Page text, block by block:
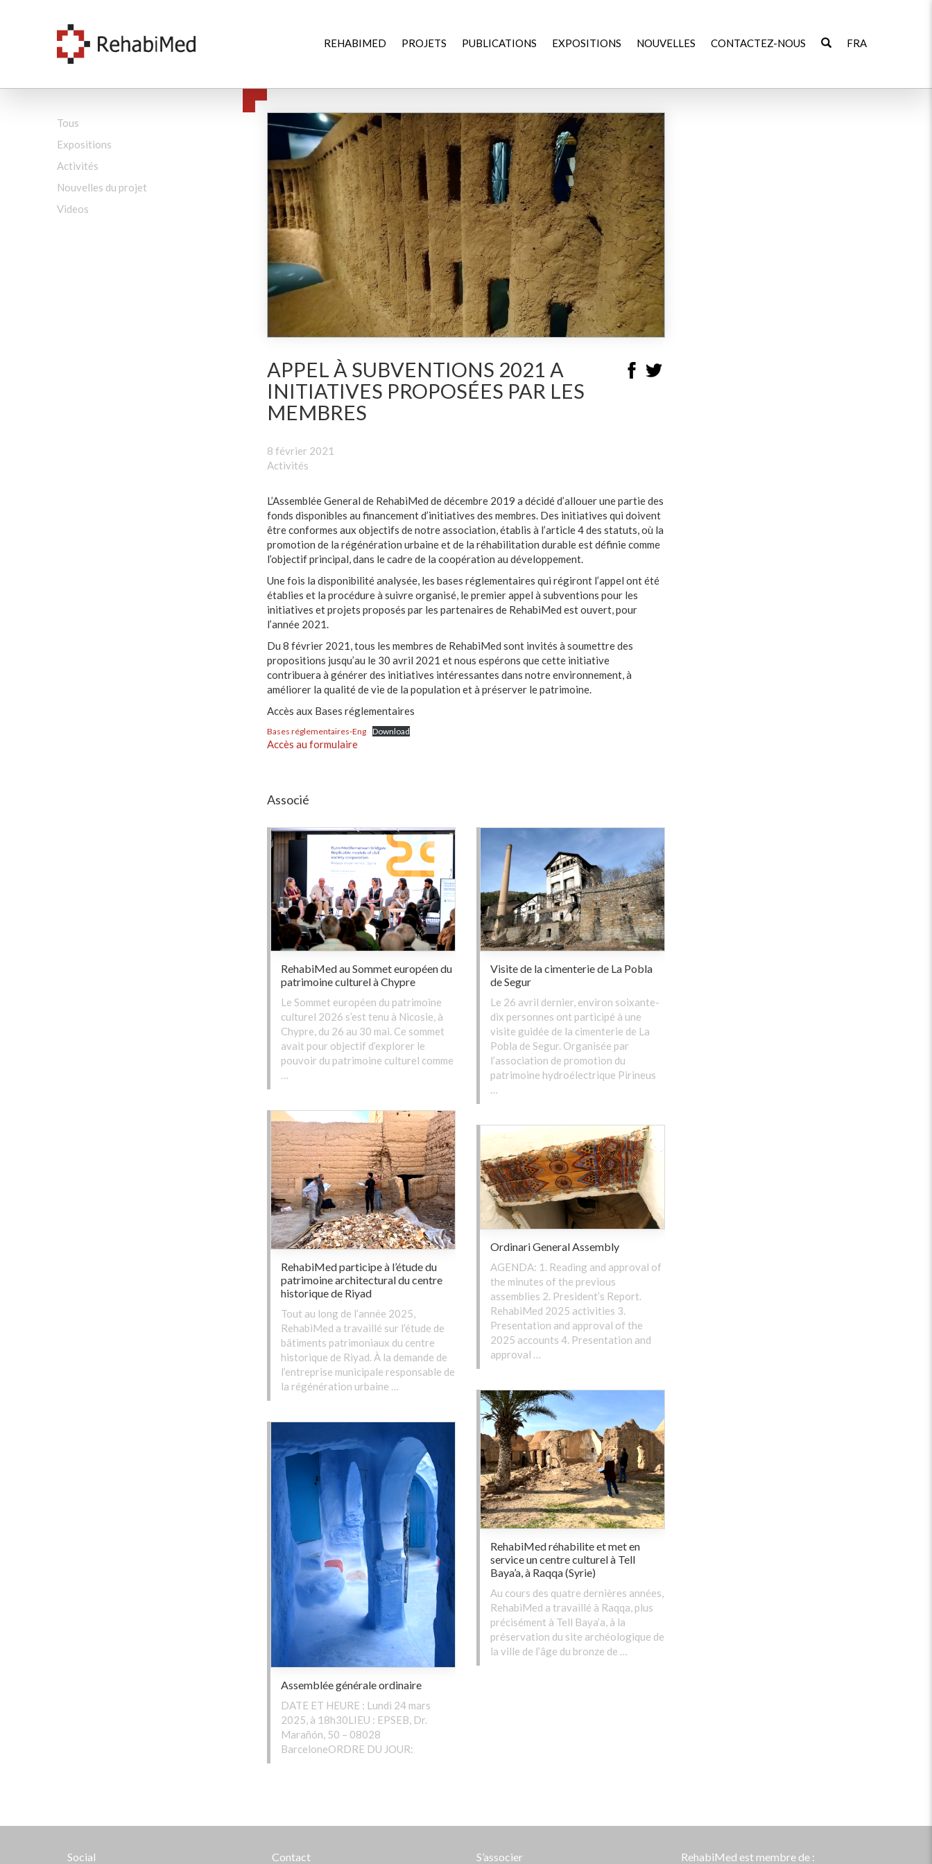
REHABIMED PROJETS PUBLICATIONS EXPOSITIONS NOUVELLES CONTACTEZ-NOUS FRA
Tous
Expositions
Activités
Nouvelles du projet
Videos
APPEL À SUBVENTIONS 2021 A
INITIATIVES PROPOSÉES PAR LES
MEMBRES
8 février 2021
Activités
L’Assemblée General de RehabiMed de décembre 2019 a décidé d’allouer une partie des
fonds disponibles au financement d’initiatives des membres. Des initiatives qui doivent
être conformes aux objectifs de notre association, établis à l’article 4 des statuts, où la
promotion de la régénération urbaine et de la réhabilitation durable est définie comme
l’objectif principal, dans le cadre de la coopération au développement.
Une fois la disponibilité analysée, les bases réglementaires qui régiront l’appel ont été
établies et la procédure à suivre organisé, le premier appel à subventions pour les
initiatives et projets proposés par les partenaires de RehabiMed est ouvert, pour
l’année 2021.
Du 8 février 2021, tous les membres de RehabiMed sont invités à soumettre des
propositions jusqu’au le 30 avril 2021 et nous espérons que cette initiative
contribuera à générer des initiatives intéressantes dans notre environnement, à
améliorer la qualité de vie de la population et à préserver le patrimoine.
Accès aux Bases réglementaires
Bases réglementaires-Eng Download
Accès au formulaire
Associé
RehabiMed au Sommet européen du
patrimoine culturel à Chypre
Le Sommet européen du patrimoine
culturel 2026 s’est tenu à Nicosie, à
Chypre, du 26 au 30 mai. Ce sommet
avait pour objectif d’explorer le
pouvoir du patrimoine culturel comme
…
Visite de la cimenterie de La Pobla
de Segur
Le 26 avril dernier, environ soixante-
dix personnes ont participé à une
visite guidée de la cimenterie de La
Pobla de Segur. Organisée par
l’association de promotion du
patrimoine hydroélectrique Pirineus
…
RehabiMed participe à l’étude du
patrimoine architectural du centre
historique de Riyad
Tout au long de l’année 2025,
RehabiMed a travaillé sur l’étude de
bâtiments patrimoniaux du centre
historique de Riyad. À la demande de
l’entreprise municipale responsable de
la régénération urbaine …
Ordinari General Assembly
AGENDA: 1. Reading and approval of
the minutes of the previous
assemblies 2. President’s Report.
RehabiMed 2025 activities 3.
Presentation and approval of the
2025 accounts 4. Presentation and
approval …
RehabiMed réhabilite et met en
service un centre culturel à Tell
Baya’a, à Raqqa (Syrie)
Au cours des quatre dernières années,
RehabiMed a travaillé à Raqqa, plus
précisément à Tell Baya’a, à la
préservation du site archéologique de
la ville de l’âge du bronze de …
Assemblée générale ordinaire
DATE ET HEURE : Lundi 24 mars
2025, à 18h30LIEU : EPSEB, Dr.
Marañón, 50 – 08028
BarceloneORDRE DU JOUR:
Social Contact S’associer RehabiMed est membre de :